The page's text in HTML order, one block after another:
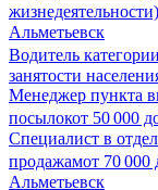
жизнедеятельности)
Альметьевск
Водитель
занятости
Менеджер пункта
посылокот 50 000
Специалист в
продажамот 70 000
Альметьевск